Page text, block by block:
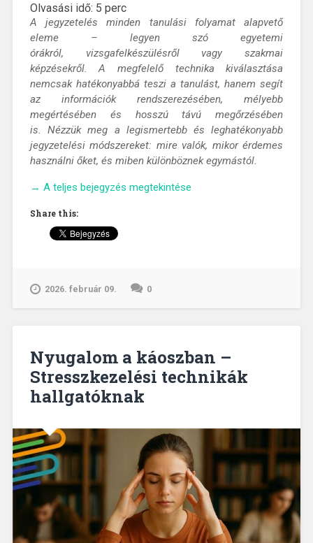
Olvasási idő: 5 perc
A jegyzetelés minden tanulási folyamat alapvető
eleme – legyen szó egyetemi
órákról, vizsgafelkészülésrőlvagy szakmai
képzésekről. A megfelelő technika kiválasztása
nemcsak hatékonyabbá teszi a tanulást, hanem segít
az információk rendszerezésében, mélyebb
megértésében és hosszú távú megőrzésében
is. Nézzükmeg a legismertebb és leghatékonyabb
jegyzetelési módszereket: mire valók, mikor érdemes
használni őket, és miben különböznek egymástól.
„Hatékony
stílusok
érdemes
→ A teljes bejegyzés megtekintése
Share this:
2026. február 09. 0
Nyugalom a káoszban –
Stresszkezelési technikák
hallgatóknak